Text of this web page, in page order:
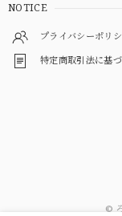
NOTICE
プライバシーポリ
特定商取引法に基
©